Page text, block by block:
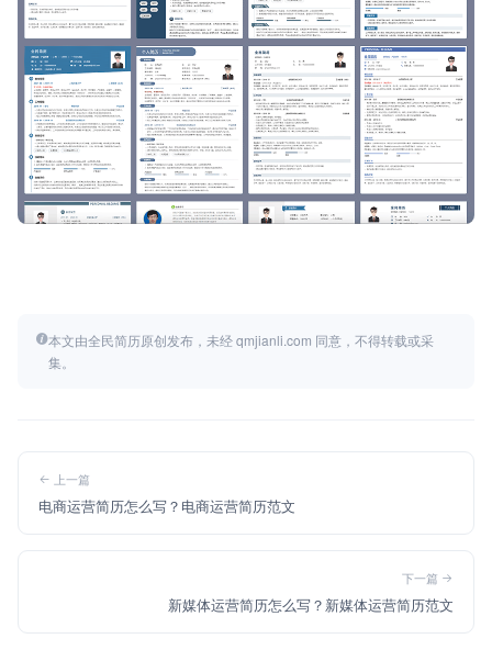
本文由全民简历原创发布，未经 qmjianli.com 同意，不得转载或采
集。
上一篇
电商运营简历怎么写？电商运营简历范文
下一篇
新媒体运营简历怎么写？新媒体运营简历范文